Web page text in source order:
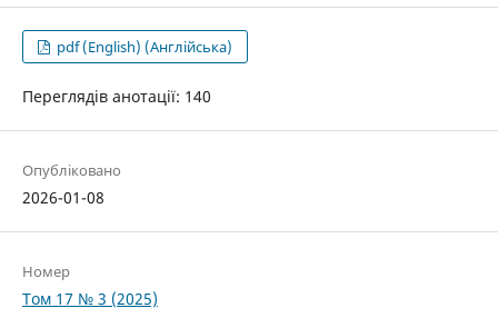
pdf (English) (Англійська)
Переглядів анотації: 140
Опубліковано
2026-01-08
Номер
Том 17 № 3 (2025)